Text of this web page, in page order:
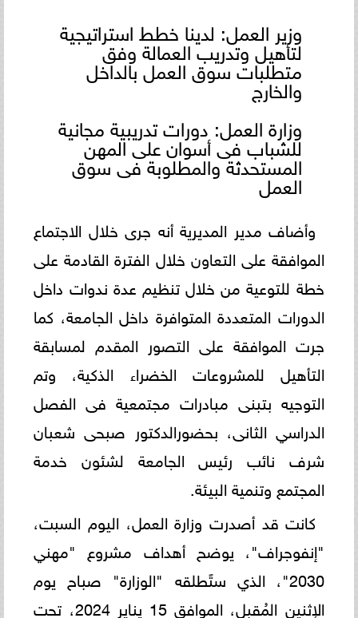
وزير العمل: لدينا خطط استراتيجية
لتأهيل وتدريب العمالة وفق
متطلبات سوق العمل بالداخل
والخارج
وزارة العمل: دورات تدريبية مجانية
للشباب فى أسوان على المهن
المستحدثة والمطلوبة فى سوق
العمل
وأضاف مدير المديرية أنه جرى خلال الاجتماع
الموافقة على التعاون خلال الفترة القادمة على
خطة للتوعية من خلال تنظيم عدة ندوات داخل
الدورات المتعددة المتوافرة داخل الجامعة، كما
جرت الموافقة على التصور المقدم لمسابقة
التأهيل للمشروعات الخضراء الذكية، وتم
التوجيه بتبنى مبادرات مجتمعية فى الفصل
الدراسي الثانى، بحضورالدكتور صبحى شعبان
شرف نائب رئيس الجامعة لشئون خدمة
المجتمع وتنمية البيئة.
كانت قد أصدرت وزارة العمل، اليوم السبت،
"إنفوجراف"، يوضح أهداف مشروع "مهني
2030"، الذي ستًطلقه "الوزارة" صباح يوم
الإثنين المُقبل، الموافق 15 يناير 2024، تحت